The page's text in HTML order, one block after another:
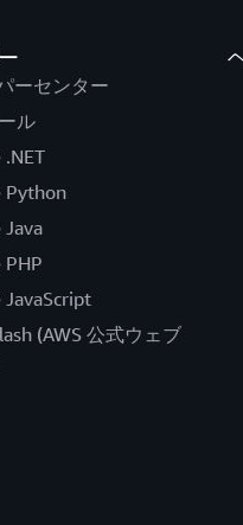
ーセンター
ル
.NET
Python
Java
PHP
JavaScript
(AWS 公式ウェブ